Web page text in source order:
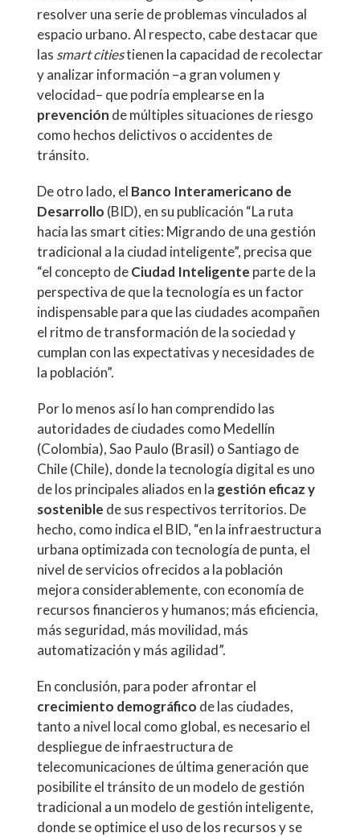
resolver una serie de problemas vinculados al
espacio urbano. Al respecto, cabe destacar que
las smart citiestienen la capacidad de recolectar
y analizar información –a gran volumen y
velocidad– que podría emplearse en la
prevención de múltiples situaciones de riesgo
como hechos delictivos o accidentes de
tránsito.
De otro lado, el Banco Interamericano de
Desarrollo (BID), en su publicación “La ruta
hacia las smart cities: Migrando de una gestión
tradicional a la ciudad inteligente”, precisa que
“el concepto deCiudad Inteligente parte de la
perspectiva de que la tecnología es un factor
indispensable para que las ciudades acompañen
el ritmo de transformación de la sociedad y
cumplan con las expectativas y necesidades de
la población”.
Por lo menos así lo han comprendido las
autoridades de ciudades como Medellín
(Colombia), Sao Paulo (Brasil) o Santiago de
Chile (Chile), donde la tecnología digital es uno
de los principales aliados en la gestión eficaz y
sostenible de sus respectivos territorios. De
hecho, como indica el BID, “en la infraestructura
urbana optimizada con tecnología de punta, el
nivel de servicios ofrecidos a la población
mejora considerablemente, con economía de
recursos financieros y humanos; más eficiencia,
más seguridad, más movilidad, más
automatización y más agilidad”.
En conclusión, para poder afrontar el
crecimiento demográfico de las ciudades,
tanto a nivel local como global, es necesario el
despliegue de infraestructura de
telecomunicaciones de última generación que
posibilite el tránsito de un modelo de gestión
tradicional a un modelo de gestión inteligente,
donde se optimice el uso de los recursos y se